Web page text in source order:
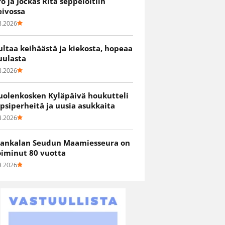
keihäästä ja kiekosta, hopeaa
Kyläpäivä houkutteli
ja uusia asukkaita
Seudun Maamiesseura on
80 vuotta